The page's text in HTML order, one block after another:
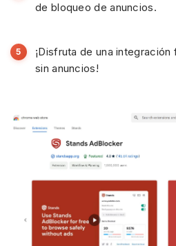
de bloqueo de anuncios.
¡Disfruta de una
sin anuncios!